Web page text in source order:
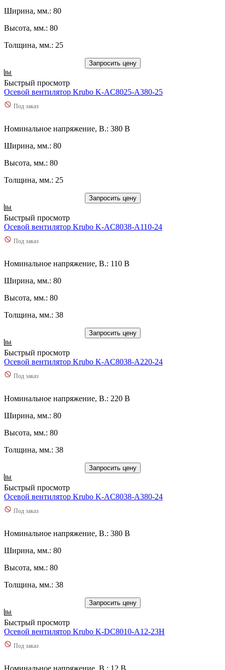
Ширина, мм.: 80
Высота, мм.: 80
Толщина, мм.: 25
Запросить цену
Быстрый просмотр
Осевой вентилятор Krubo K-AC8025-A380-25
Под заказ
Номинальное напряжение, В.: 380 В
Ширина, мм.: 80
Высота, мм.: 80
Толщина, мм.: 25
Запросить цену
Быстрый просмотр
Осевой вентилятор Krubo K-AC8038-A110-24
Под заказ
Номинальное напряжение, В.: 110 В
Ширина, мм.: 80
Высота, мм.: 80
Толщина, мм.: 38
Запросить цену
Быстрый просмотр
Осевой вентилятор Krubo K-AC8038-A220-24
Под заказ
Номинальное напряжение, В.: 220 В
Ширина, мм.: 80
Высота, мм.: 80
Толщина, мм.: 38
Запросить цену
Быстрый просмотр
Осевой вентилятор Krubo K-AC8038-A380-24
Под заказ
Номинальное напряжение, В.: 380 В
Ширина, мм.: 80
Высота, мм.: 80
Толщина, мм.: 38
Запросить цену
Быстрый просмотр
Осевой вентилятор Krubo K-DC8010-A12-23H
Под заказ
Номинальное напряжение, В.: 12 В